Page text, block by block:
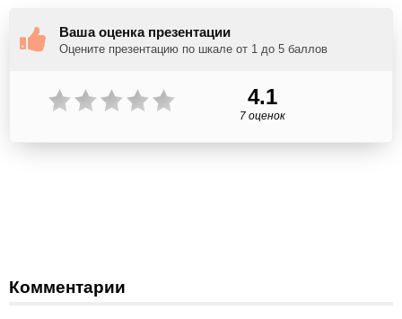
Ваша оценка презентации
Оцените презентацию по шкале от 1 до 5 баллов
4.1
7 оценок
Комментарии